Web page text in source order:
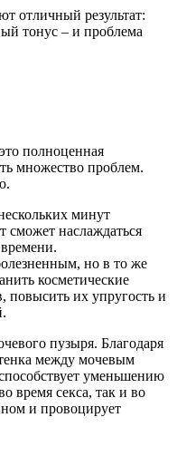
отличный результат:
тонус – и проблема
полноценная
множество проблем.
минут
наслаждаться
времени.
но в то же
косметические
повысить их упругость и
пузыря. Благодаря
между мочевым
уменьшению
время секса, так и во
и провоцирует